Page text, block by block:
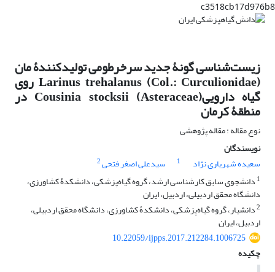
c3518cb17d976b8
زیست‌شناسی گونۀ جدید سرخرطومی تولید‌کنندۀ مان
Larinus trehalanus (Col.: Curculionidae) روی
گیاه داروییCousinia stocksii (Asteraceae) در
منطقۀ کرمان
نوع مقاله : مقاله پژوهشی
نویسندگان
سعیده شهریاری نژاد
1 سیدعلی اصغر فتحی2
1 دانشجوی سابق کارشناسی ارشد، گروه گیاه‌پزشکی، دانشکدۀ کشاورزی،
دانشگاه محقق اردبیلی، اردبیل، ایران
2دانشیار، گروه گیاه‌پزشکی، دانشکدۀ کشاورزی، دانشگاه محقق اردبیلی،
اردبیل، ایران
10.22059/ijpps.2017.212284.1006725
چکیده